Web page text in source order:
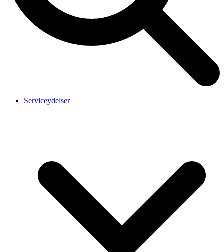
Serviceydelser